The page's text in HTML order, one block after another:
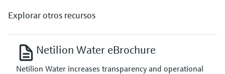
Explorar otros recursos
Netilion Water eBrochure
Netilion Water increases transparency and operational